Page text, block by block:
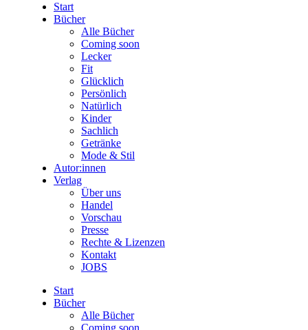
Start
Bücher
Alle Bücher
Coming soon
Lecker
Fit
Glücklich
Persönlich
Natürlich
Kinder
Sachlich
Getränke
Mode & Stil
Autor:innen
Verlag
Über uns
Handel
Vorschau
Presse
Rechte & Lizenzen
Kontakt
JOBS
Start
Bücher
Alle Bücher
Coming soon